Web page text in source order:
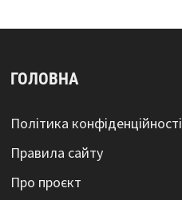
ГОЛОВНА
Політика конфіденційності
Правила сайту
Про проєкт